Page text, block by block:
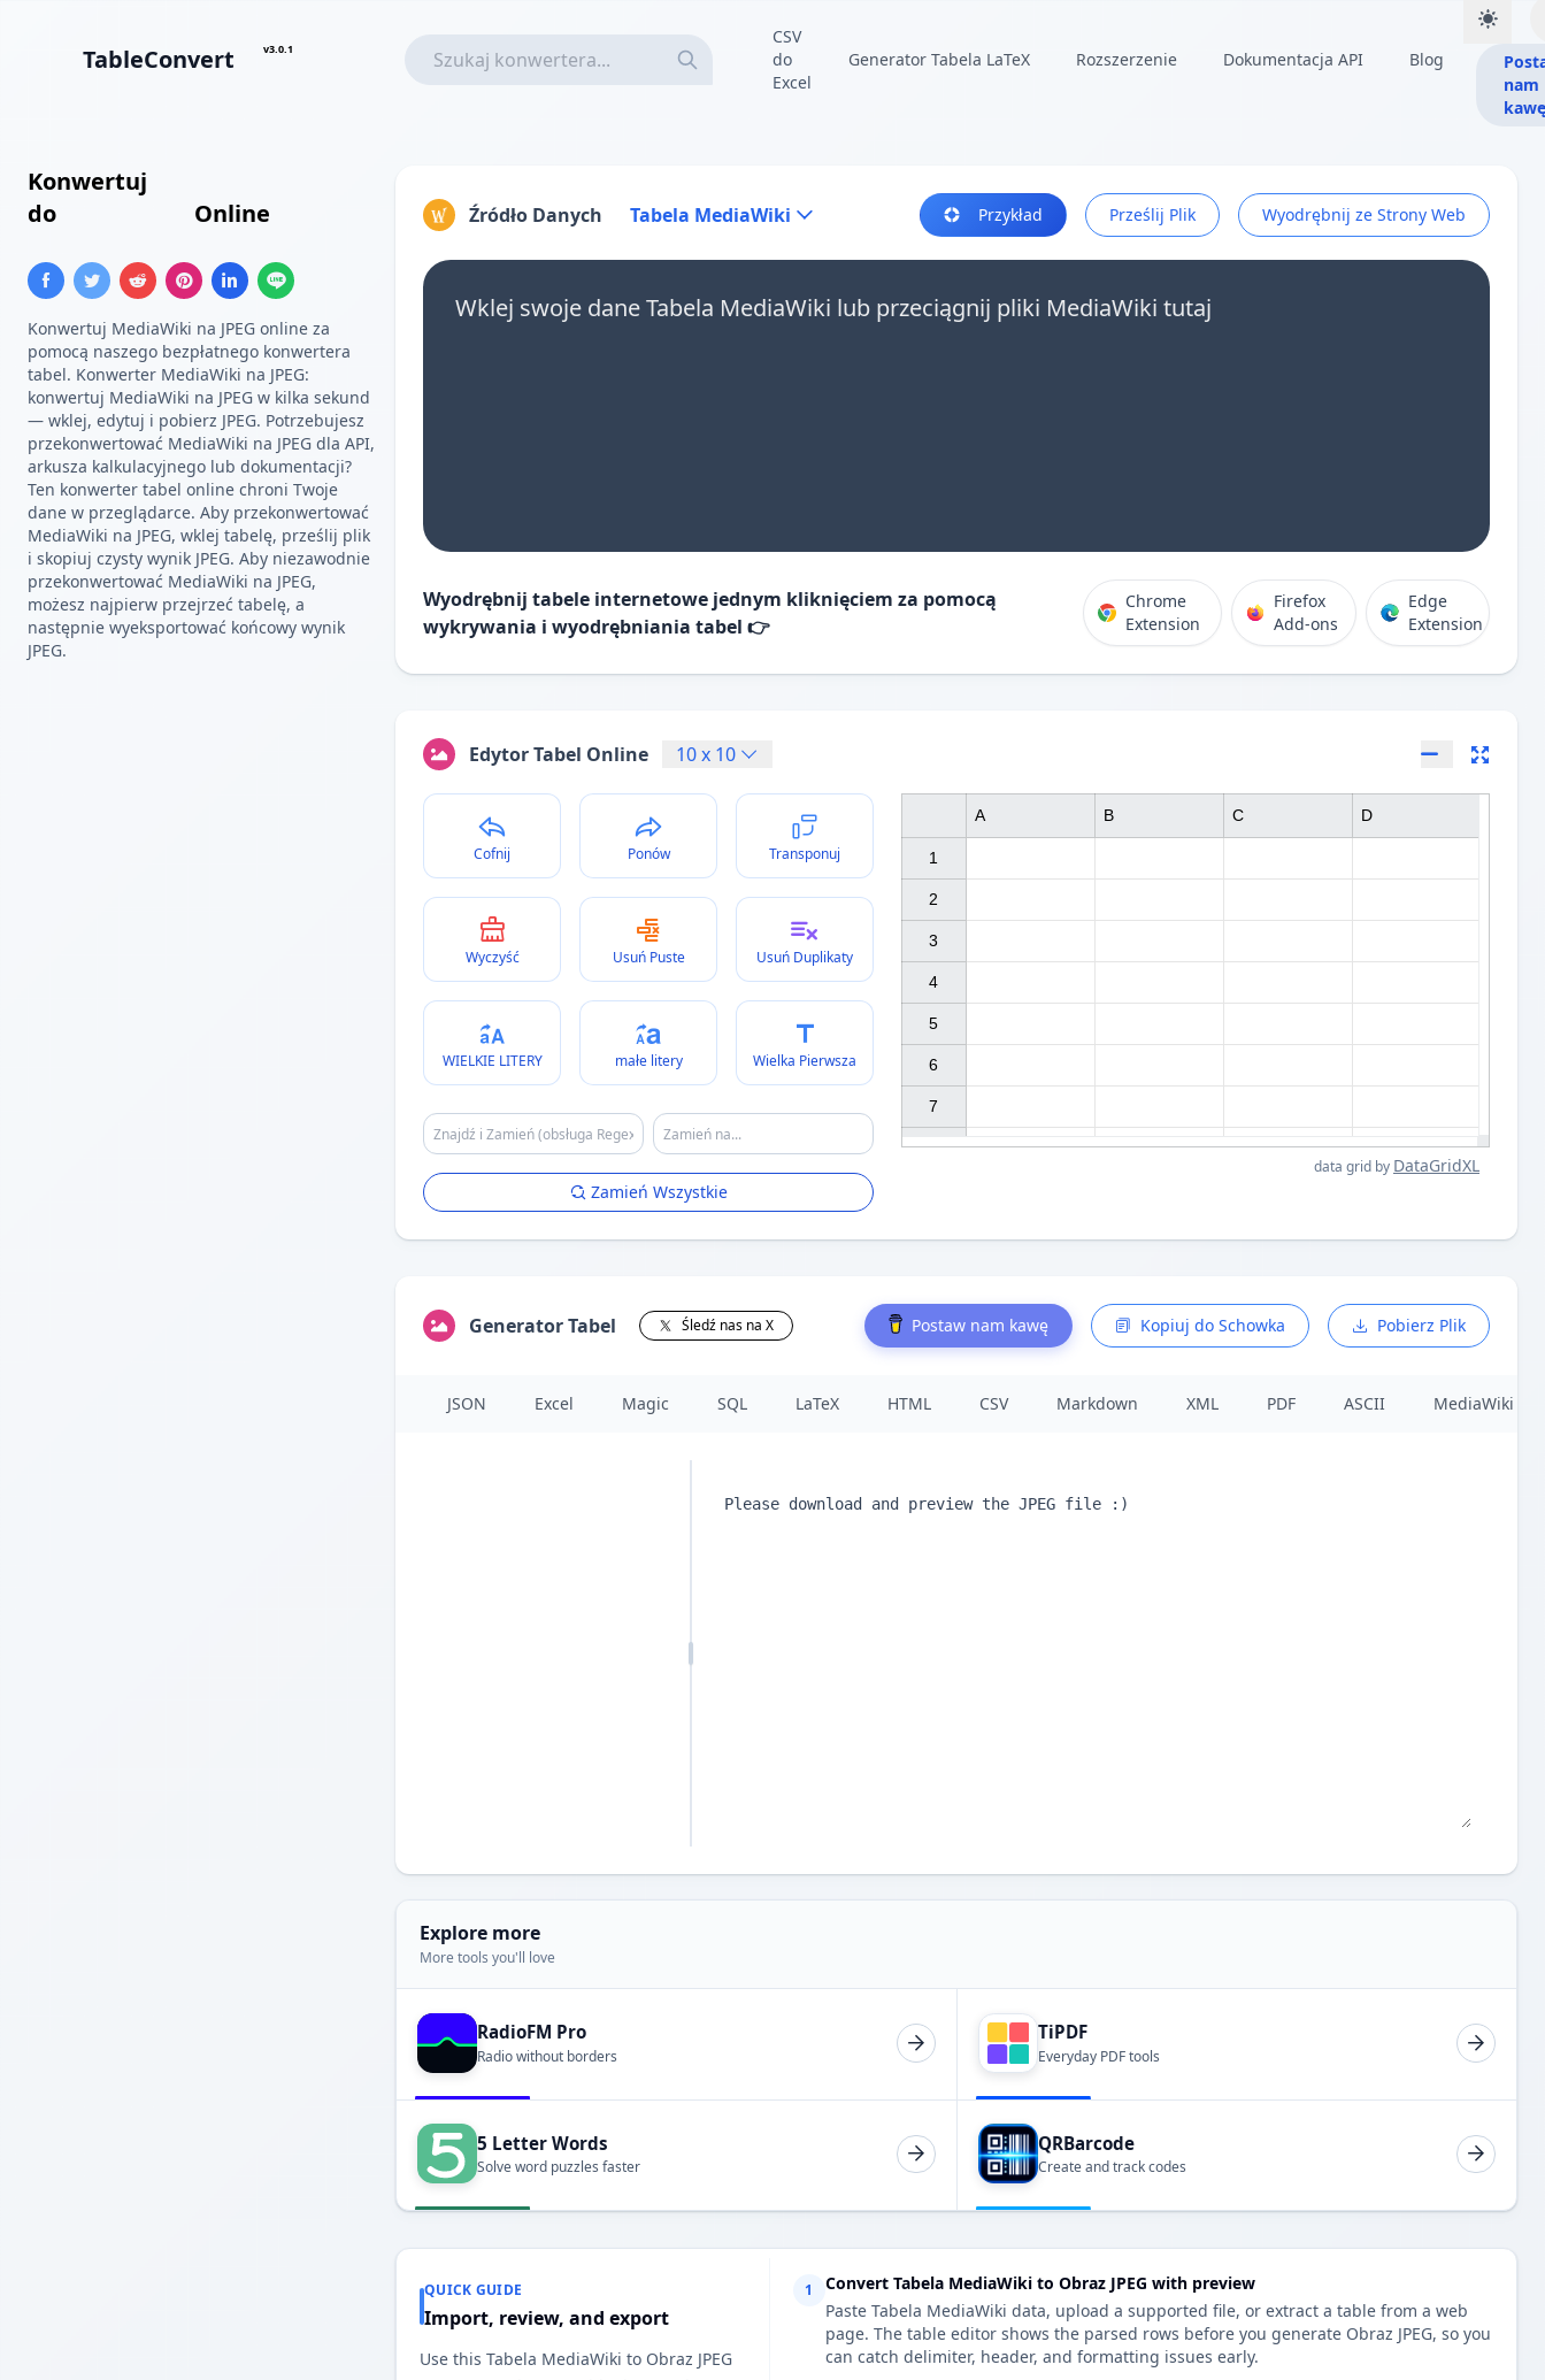
TableConvert v3.0.1
CSV
do
Excel
Generator Tabela LaTeX Rozszerzenie Dokumentacja API Blog
nam
kawę
Konwertuj
do
Online
Konwertuj MediaWiki na JPEG online za
pomocą naszego bezpłatnego konwertera
tabel. Konwerter MediaWiki na JPEG:
konwertuj MediaWiki na JPEG w kilka sekund
— wklej, edytuj i pobierz JPEG. Potrzebujesz
przekonwertować MediaWiki na JPEG dla API,
arkusza kalkulacyjnego lub dokumentacji?
Ten konwerter tabel online chroni Twoje
dane w przeglądarce. Aby przekonwertować
MediaWiki na JPEG, wklej tabelę, prześlij plik
i skopiuj czysty wynik JPEG. Aby niezawodnie
przekonwertować MediaWiki na JPEG,
możesz najpierw przejrzeć tabelę, a
następnie wyeksportować końcowy wynik
JPEG.
Źródło Danych Tabela MediaWiki Przykład Prześlij Plik Wyodrębnij ze Strony Web
Wklej swoje dane Tabela MediaWiki lub przeciągnij pliki MediaWiki tutaj
Wyodrębnij tabele internetowe jednym kliknięciem za pomocą
wykrywania i wyodrębniania tabel 👉
Chrome
Extension
Firefox
Add-ons
Edge
Extension
Edytor Tabel Online 10x 10
Cofnij Ponów Transponuj
Wyczyść Usuń Puste Usuń Duplikaty
WIELKIE LITERY małe litery Wielka Pierwsza
Zamień Wszystkie
1
2
3
4
5
6
7
A B C D
data grid by DataGridXL
Generator Tabel Śledź nas na X Postaw nam kawę Kopiuj do Schowka Pobierz Plik
JSON Excel Magic SQL LaTeX HTML CSV Markdown XML PDF ASCII MediaWiki
Explore more
More tools you'll love
RadioFM Pro
Radio without borders
TiPDF
Everyday PDF tools
5 Letter Words
Solve word puzzles faster
QRBarcode
Create and track codes
QUICK GUIDE
Import, review, and export
Use this Tabela MediaWiki to Obraz JPEG
1
Convert Tabela MediaWiki to Obraz JPEG with preview
Paste Tabela MediaWiki data, upload a supported file, or extract a table from a web
page. The table editor shows the parsed rows before you generate Obraz JPEG, so you
can catch delimiter, header, and formatting issues early.